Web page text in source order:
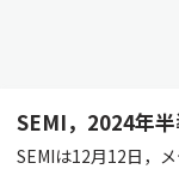
SEMI，2024年
SEMIは12月12日，